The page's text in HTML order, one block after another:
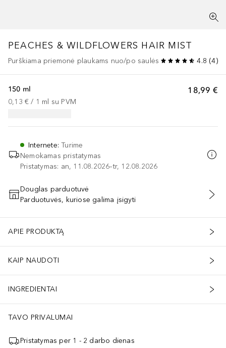
PEACHES & WILDFLOWERS HAIR MIST
Purškiama priemonė plaukams nuo/po saulės 4.8 (4)
18,99 €
150 ml
0,13 € / 1 ml su PVM
Internete:Turime
Nemokamas pristatymas
Pristatymas: an, 11.08.2026–tr, 12.08.2026
PRIDĖTI Į KREPŠELĮ
Douglas parduotuvė
Parduotuvės, kuriose galima įsigyti
APIE PRODUKTĄ
KAIP NAUDOTI
INGREDIENTAI
TAVO PRIVALUMAI
Pristatymas per 1 - 2 darbo dienas